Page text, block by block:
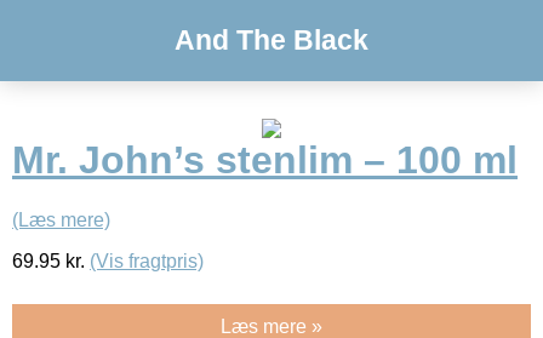
And The Black
Mr. John’s stenlim – 100 ml
(Læs mere)
69.95 kr. (Vis fragtpris)
Læs mere »